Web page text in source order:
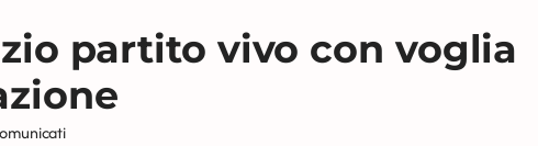
partito vivo con voglia